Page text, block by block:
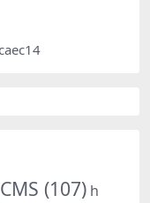
CMS (107) h